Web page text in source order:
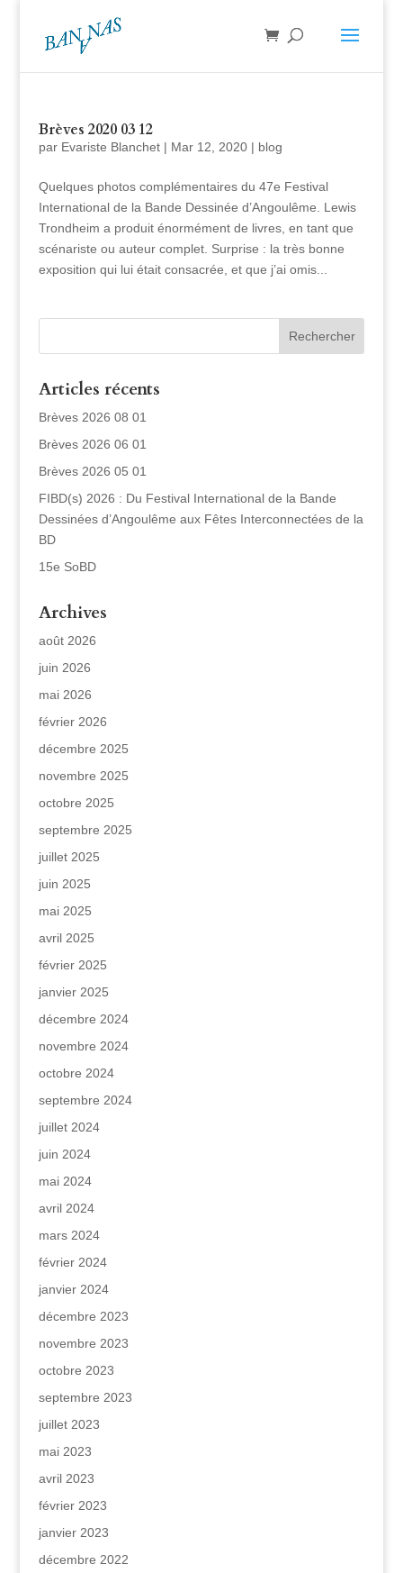
Brèves 2020 03 12
par Evariste Blanchet| Mar 12, 2020| blog
Quelques photos complémentaires du 47e Festival
International de la Bande Dessinée d’Angoulême. Lewis
Trondheim a produit énormément de livres, en tant que
scénariste ou auteur complet. Surprise : la très bonne
exposition qui lui était consacrée, et que j’ai omis...
Articles récents
Brèves 2026 08 01
Brèves 2026 06 01
Brèves 2026 05 01
FIBD(s) 2026 : Du Festival International de la Bande
Dessinées d’Angoulême aux Fêtes Interconnectées de la
BD
15e SoBD
Archives
août 2026
juin 2026
mai 2026
février 2026
décembre 2025
novembre 2025
octobre 2025
septembre 2025
juillet 2025
juin 2025
mai 2025
avril 2025
février 2025
janvier 2025
décembre 2024
novembre 2024
octobre 2024
septembre 2024
juillet 2024
juin 2024
mai 2024
avril 2024
mars 2024
février 2024
janvier 2024
décembre 2023
novembre 2023
octobre 2023
septembre 2023
juillet 2023
mai 2023
avril 2023
février 2023
janvier 2023
décembre 2022